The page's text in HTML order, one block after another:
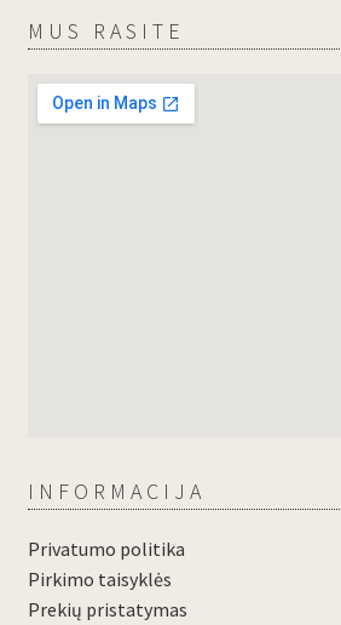
MUS RASITE
INFORMACIJA
Privatumo politika
Pirkimo taisyklės
Prekių pristatymas